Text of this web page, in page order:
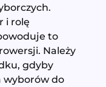
i rolę
to
Należy
gdyby
wyborów do